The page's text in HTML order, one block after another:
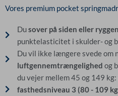
Vores premium pocket
Dusover på siden eller ryggen
punktelasticitet i skulder- og
Du vil ikke længere svede om
luftgennemtrængelighed og
du vejer mellem 45 og 149 kg:
fasthedsniveau 3 (80 - 109